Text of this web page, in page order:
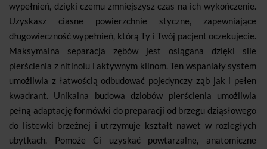
wypełnień, dzięki czemu zmniejszysz czas na ich wykończenie.
Uzyskasz ciasne powierzchnie styczne, zapewniające
długowieczność wypełnień, którą Ty i Twój pacjent oczekujecie.
Maksymalna separacja zębów jest osiągana dzięki sile
pierścienia z nitinolu i aktywnym klinom. Ten wspaniały system
umożliwia z łatwością odbudować pojedynczy ząb jak i pełen
kwadrant. Unikalna budowa dziobów pierścienia umożliwia
pełną adaptację formówki do preparacji od brzegu dziąsłowego
do listewki brzeżnej i utrzymuje kształt nawet w rozległych
ubytkach. Pomoże Ci uzyskać powtarzalne, anatomiczne